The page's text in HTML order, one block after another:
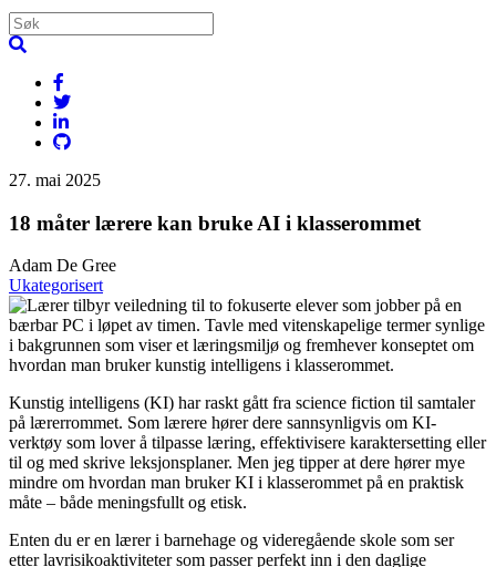
27. mai 2025
18 måter lærere kan bruke AI i klasserommet
Adam De Gree
Ukategorisert
Kunstig intelligens (KI) har raskt gått fra science fiction til samtaler
på lærerrommet. Som lærere hører dere sannsynligvis om KI-
verktøy som lover å tilpasse læring, effektivisere karaktersetting eller
til og med skrive leksjonsplaner. Men jeg tipper at dere hører mye
mindre om hvordan man bruker KI i klasserommet på en praktisk
måte – både meningsfullt og etisk.
Enten du er en lærer i barnehage og videregående skole som ser
etter lavrisikoaktiviteter som passer perfekt inn i den daglige